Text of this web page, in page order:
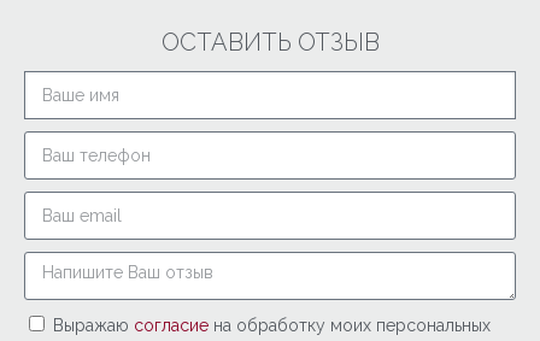
ОСТАВИТЬ ОТЗЫВ
Выражаю согласие на обработку моих персональных